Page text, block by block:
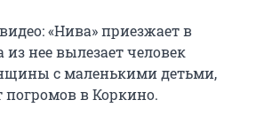
«Нива» приезжает в
нее вылезает человек
с маленькими детьми,
погромов в Коркино.